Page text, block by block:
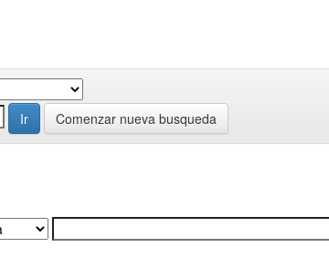
Comenzar nueva busqueda